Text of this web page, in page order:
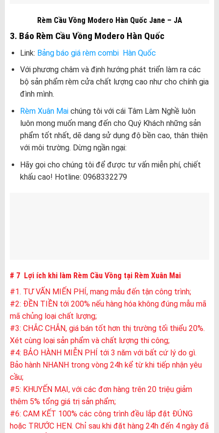
Rèm Cầu Vồng Modero Hàn Quốc Jane – JA
3. Báo Rèm Cầu Vồng Modero Hàn Quốc
Link: Bảng báo giá rèm combi Hàn Quốc
Với phương châm và định hướng phát triển làm ra các
bộ sản phẩm rèm cửa chất lượng cao như cho chính gia
đình mình.
Rèm Xuân Maichúng tôi với cái Tâm Làm Nghề luôn
luôn mong muốn mang đến cho Quý Khách những sản
phẩm tốt nhất, dẽ dang sử dụng độ bền cao, thân thiện
với môi trường. Dừng ngần ngại:
Hãy gọi cho chúng tôi để được tư vấn miễn phí, chiết
khấu cao! Hotline: 0968332279
# 7 Lợi ích khi làm Rèm Cầu Vồng tại Rèm Xuân Mai
#1. TƯ VẤN MIẾN PHÍ, mang mẫu đến tận công trình;
#2: ĐỀN TIỀN tới 200% nếu hàng hóa không đúng mẫu mã
mã chủng loại chất lượng;
#3: CHẮC CHẮN, giá bán tốt hơn thị trường tối thiểu 20%.
Xét cùng loại sản phẩm và chất lượng thi công;
#4: BẢO HÀNH MIỄN PHÍ tới 3 năm với bất cứ lý do gì.
Bảo hành NHANH trong vòng 24h kể từ khi tiếp nhận yêu
cầu;
#5: KHUYẾN MẠI, với các đơn hàng trên 20 triệu giảm
thêm 5% tổng giá trị sản phẩm;
#6: CAM KẾT 100% các công trình đều lắp đặt ĐÚNG
hoặc TRƯỚC HẸN. Chỉ sau khi đặt hàng 24h đến 4 ngày đã